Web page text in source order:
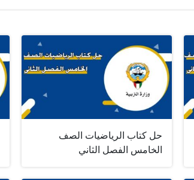
حل كتاب الرياضيات الصف
الخامس الفصل الثاني